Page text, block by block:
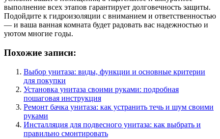
выполнение всех этапов гарантирует долговечность защиты.
Подойдите к гидроизоляции с вниманием и ответственностью
— и ваша ванная комната будет радовать вас надежностью и
уютом многие годы.
Похожие записи:
Выбор унитаза: виды, функции и основные критерии
для покупки
Установка унитаза своими руками: подробная
пошаговая инструкция
Ремонт бачка унитаза: как устранить течь и шум своими
руками
Инсталляция для подвесного унитаза: как выбрать и
правильно смонтировать